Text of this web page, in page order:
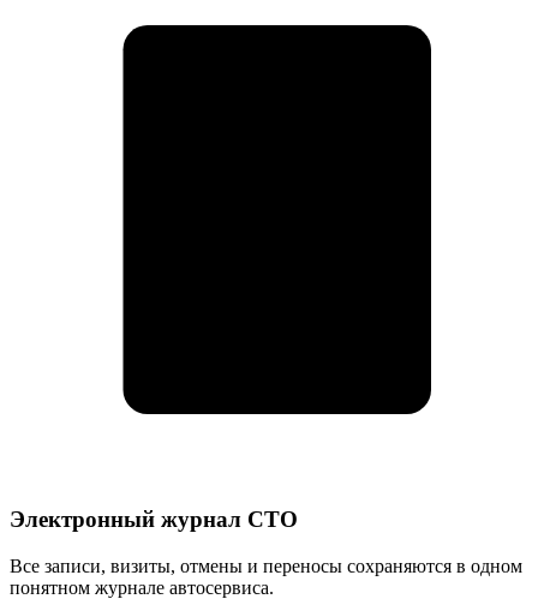
Электронный журнал СТО
Все записи, визиты, отмены и переносы сохраняются в одном
понятном журнале автосервиса.